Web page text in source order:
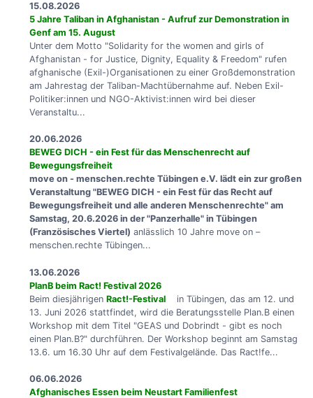
15.08.2026
5 Jahre Taliban in Afghanistan - Aufruf zur Demonstration in
Genf am 15. August
Unter dem Motto "Solidarity for the women and girls of
Afghanistan - for Justice, Dignity, Equality & Freedom" rufen
afghanische (Exil-)Organisationen zu einer Großdemonstration
am Jahrestag der Taliban-Machtübernahme auf. Neben Exil-
Politiker:innen und NGO-Aktivist:innen wird bei dieser
Veranstaltu...
20.06.2026
BEWEG DICH - ein Fest für das Menschenrecht auf
Bewegungsfreiheit
move on - menschen.rechte Tübingen e.V. lädt ein zur großen
Veranstaltung "BEWEG DICH - ein Fest für das Recht auf
Bewegungsfreiheit und alle anderen Menschenrechte" am
Samstag, 20.6.2026 in der "Panzerhalle" in Tübingen
(Französisches Viertel) anlässlich 10 Jahre move on –
menschen.rechte Tübingen...
13.06.2026
PlanB beim Ract! Festival 2026
Beim diesjährigen Ract!-Festival
in Tübingen, das am 12. und
13. Juni 2026 stattfindet, wird die Beratungsstelle Plan.B einen
Workshop mit dem Titel "GEAS und Dobrindt - gibt es noch
einen Plan.B?" durchführen. Der Workshop beginnt am Samstag
13.6. um 16.30 Uhr auf dem Festivalgelände. Das Ract!fe...
06.06.2026
Afghanisches Essen beim Neustart Familienfest